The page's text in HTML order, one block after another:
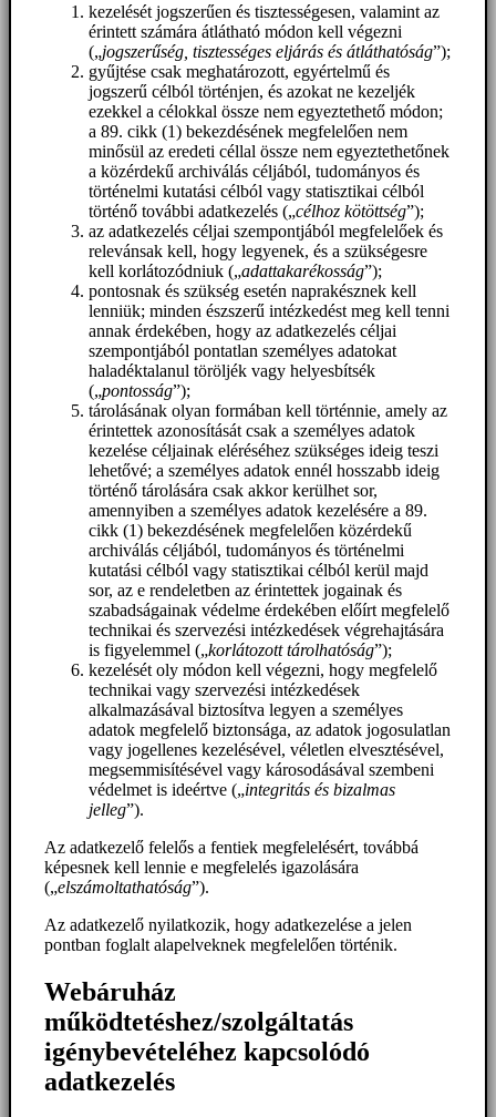
kezelését jogszerűen és tisztességesen, valamint az
érintett számára átlátható módon kell végezni
(„jogszerűség, tisztességes eljárás és átláthatóság”);
gyűjtése csak meghatározott, egyértelmű és
jogszerű célból történjen, és azokat ne kezeljék
ezekkel a célokkal össze nem egyeztethető módon;
a 89. cikk (1) bekezdésének megfelelően nem
minősül az eredeti céllal össze nem egyeztethetőnek
a közérdekű archiválás céljából, tudományos és
történelmi kutatási célból vagy statisztikai célból
történő további adatkezelés („célhoz kötöttség”);
az adatkezelés céljai szempontjából megfelelőek és
relevánsak kell, hogy legyenek, és a szükségesre
kell korlátozódniuk („adattakarékosság”);
pontosnak és szükség esetén naprakésznek kell
lenniük; minden észszerű intézkedést meg kell tenni
annak érdekében, hogy az adatkezelés céljai
szempontjából pontatlan személyes adatokat
haladéktalanul töröljék vagy helyesbítsék
(„pontosság”);
tárolásának olyan formában kell történnie, amely az
érintettek azonosítását csak a személyes adatok
kezelése céljainak eléréséhez szükséges ideig teszi
lehetővé; a személyes adatok ennél hosszabb ideig
történő tárolására csak akkor kerülhet sor,
amennyiben a személyes adatok kezelésére a 89.
cikk (1) bekezdésének megfelelően közérdekű
archiválás céljából, tudományos és történelmi
kutatási célból vagy statisztikai célból kerül majd
sor, az e rendeletben az érintettek jogainak és
szabadságainak védelme érdekében előírt megfelelő
technikai és szervezési intézkedések végrehajtására
is figyelemmel („korlátozott tárolhatóság”);
kezelését oly módon kell végezni, hogy megfelelő
technikai vagy szervezési intézkedések
alkalmazásával biztosítva legyen a személyes
adatok megfelelő biztonsága, az adatok jogosulatlan
vagy jogellenes kezelésével, véletlen elvesztésével,
megsemmisítésével vagy károsodásával szembeni
védelmet is ideértve („integritás és bizalmas
jelleg”).
Az adatkezelő felelős a fentiek megfelelésért, továbbá
képesnek kell lennie e megfelelés igazolására
(„elszámoltathatóság”).
Az adatkezelő nyilatkozik, hogy adatkezelése a jelen
pontban foglalt alapelveknek megfelelően történik.
Webáruház
működtetéshez/szolgáltatás
igénybevételéhez kapcsolódó
adatkezelés